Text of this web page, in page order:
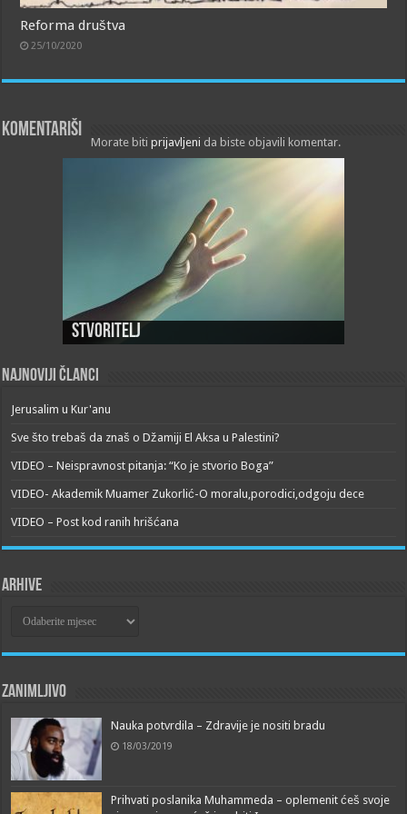
Reforma društva
25/10/2020
Komentariši
Morate bitiprijavljeni da biste objavili komentar.
Stvoritelj
Najnoviji članci
Jerusalim u Kur'anu
Sve što trebaš da znaš o Džamiji El Aksa u Palestini?
VIDEO – Neispravnost pitanja: “Ko je stvorio Boga”
VIDEO- Akademik Muamer Zukorlić-O moralu,porodici,odgoju dece
VIDEO – Post kod ranih hrišćana
Arhive
Zanimljivo
Nauka potvrdila – Zdravije je nositi bradu
18/03/2019
Prihvati poslanika Muhammeda – oplemenit ćeš svoje